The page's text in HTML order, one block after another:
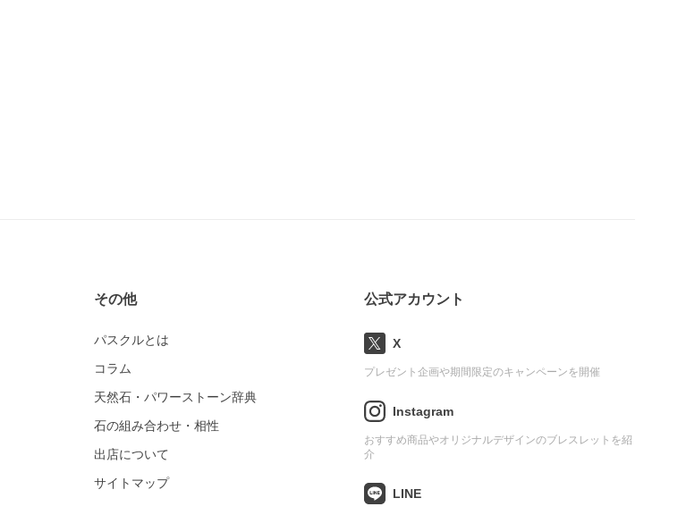
その他
パスクルとは
コラム
天然石・パワーストーン辞典
石の組み合わせ・相性
出店について
サイトマップ
公式アカウント
X
プレゼント企画や期間限定のキャンペーンを開催
Instagram
おすすめ商品やオリジナルデザインのブレスレットを紹
介
LINE